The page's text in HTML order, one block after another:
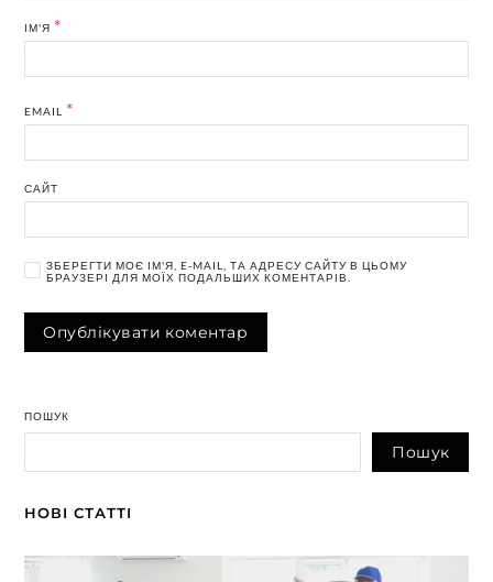
ІМ'Я *
EMAIL *
САЙТ
ЗБЕРЕГТИ МОЄ ІМ'Я, E-MAIL, ТА АДРЕСУ САЙТУ В ЦЬОМУ
БРАУЗЕРІ ДЛЯ МОЇХ ПОДАЛЬШИХ КОМЕНТАРІВ.
ПОШУК
Пошук
НОВІ СТАТТІ